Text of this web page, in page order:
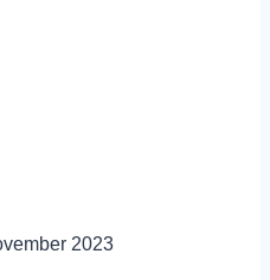
2023